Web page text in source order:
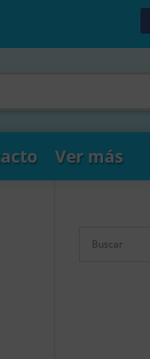
Ver más